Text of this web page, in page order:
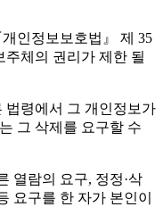
인정보보호법』 제 35
주체의 권리가 제한 될
법령에서 그 개인정보가
그 삭제를 요구할 수
열람의 요구, 정정·삭
요구를 한 자가 본인이